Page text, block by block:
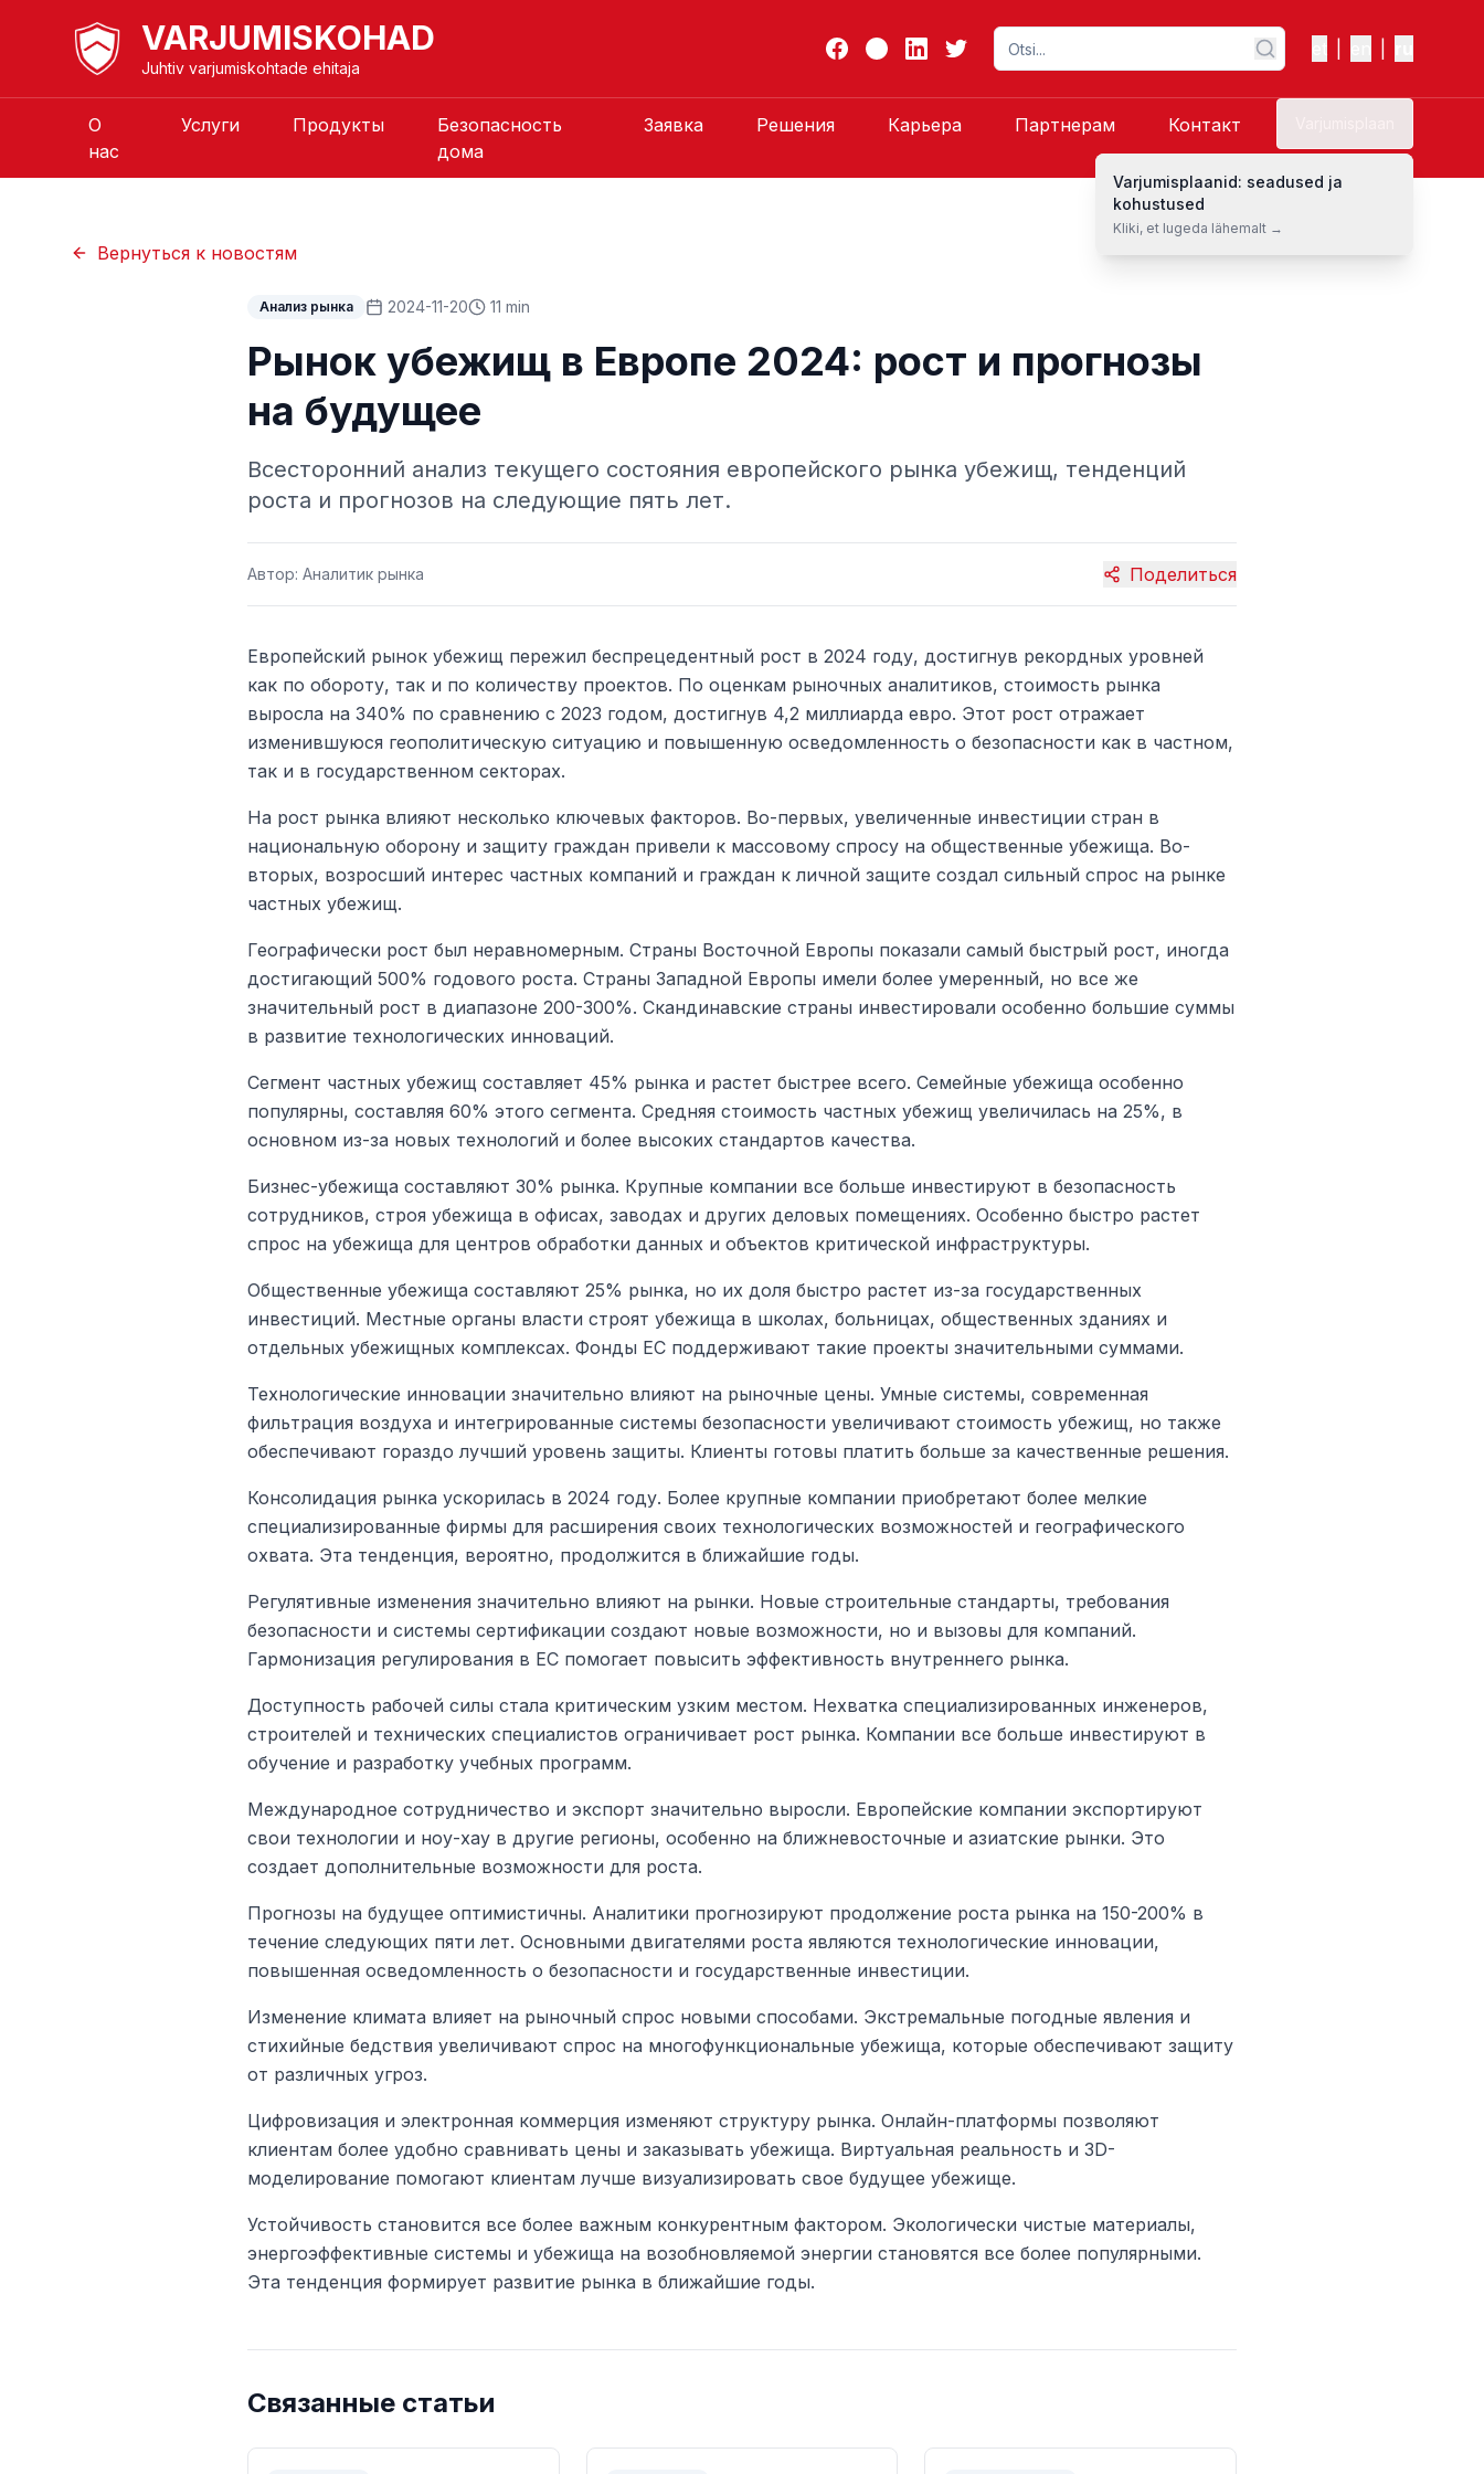
VARJUMISKOHAD
Juhtiv varjumiskohtade ehitaja
О
нас
Услуги Продукты
Безопасность
дома
Заявка Решения Карьера Партнерам Контакт
Varjumisplaanid: seadused ja
kohustused
Kliki, et lugeda lähemalt →
Вернуться к новостям
Анализ рынка 2024-11-20 11 min
Рынок убежищ в Европе 2024: рост и прогнозы
на будущее
Всесторонний анализ текущего состояния европейского рынка убежищ, тенденций
роста и прогнозов на следующие пять лет.
Автор: Аналитик рынка Поделиться
Европейский рынок убежищ пережил беспрецедентный рост в 2024 году, достигнув рекордных уровней
как по обороту, так и по количеству проектов. По оценкам рыночных аналитиков, стоимость рынка
выросла на 340% по сравнению с 2023 годом, достигнув 4,2 миллиарда евро. Этот рост отражает
изменившуюся геополитическую ситуацию и повышенную осведомленность о безопасности как в частном,
так и в государственном секторах.
На рост рынка влияют несколько ключевых факторов. Во-первых, увеличенные инвестиции стран в
национальную оборону и защиту граждан привели к массовому спросу на общественные убежища. Во-
вторых, возросший интерес частных компаний и граждан к личной защите создал сильный спрос на рынке
частных убежищ.
Географически рост был неравномерным. Страны Восточной Европы показали самый быстрый рост, иногда
достигающий 500% годового роста. Страны Западной Европы имели более умеренный, но все же
значительный рост в диапазоне 200-300%. Скандинавские страны инвестировали особенно большие суммы
в развитие технологических инноваций.
Сегмент частных убежищ составляет 45% рынка и растет быстрее всего. Семейные убежища особенно
популярны, составляя 60% этого сегмента. Средняя стоимость частных убежищ увеличилась на 25%, в
основном из-за новых технологий и более высоких стандартов качества.
Бизнес-убежища составляют 30% рынка. Крупные компании все больше инвестируют в безопасность
сотрудников, строя убежища в офисах, заводах и других деловых помещениях. Особенно быстро растет
спрос на убежища для центров обработки данных и объектов критической инфраструктуры.
Общественные убежища составляют 25% рынка, но их доля быстро растет из-за государственных
инвестиций. Местные органы власти строят убежища в школах, больницах, общественных зданиях и
отдельных убежищных комплексах. Фонды ЕС поддерживают такие проекты значительными суммами.
Технологические инновации значительно влияют на рыночные цены. Умные системы, современная
фильтрация воздуха и интегрированные системы безопасности увеличивают стоимость убежищ, но также
обеспечивают гораздо лучший уровень защиты. Клиенты готовы платить больше за качественные решения.
Консолидация рынка ускорилась в 2024 году. Более крупные компании приобретают более мелкие
специализированные фирмы для расширения своих технологических возможностей и географического
охвата. Эта тенденция, вероятно, продолжится в ближайшие годы.
Регулятивные изменения значительно влияют на рынки. Новые строительные стандарты, требования
безопасности и системы сертификации создают новые возможности, но и вызовы для компаний.
Гармонизация регулирования в ЕС помогает повысить эффективность внутреннего рынка.
Доступность рабочей силы стала критическим узким местом. Нехватка специализированных инженеров,
строителей и технических специалистов ограничивает рост рынка. Компании все больше инвестируют в
обучение и разработку учебных программ.
Международное сотрудничество и экспорт значительно выросли. Европейские компании экспортируют
свои технологии и ноу-хау в другие регионы, особенно на ближневосточные и азиатские рынки. Это
создает дополнительные возможности для роста.
Прогнозы на будущее оптимистичны. Аналитики прогнозируют продолжение роста рынка на 150-200% в
течение следующих пяти лет. Основными двигателями роста являются технологические инновации,
повышенная осведомленность о безопасности и государственные инвестиции.
Изменение климата влияет на рыночный спрос новыми способами. Экстремальные погодные явления и
стихийные бедствия увеличивают спрос на многофункциональные убежища, которые обеспечивают защиту
от различных угроз.
Цифровизация и электронная коммерция изменяют структуру рынка. Онлайн-платформы позволяют
клиентам более удобно сравнивать цены и заказывать убежища. Виртуальная реальность и 3D-
моделирование помогают клиентам лучше визуализировать свое будущее убежище.
Устойчивость становится все более важным конкурентным фактором. Экологически чистые материалы,
энергоэффективные системы и убежища на возобновляемой энергии становятся все более популярными.
Эта тенденция формирует развитие рынка в ближайшие годы.
Связанные статьи